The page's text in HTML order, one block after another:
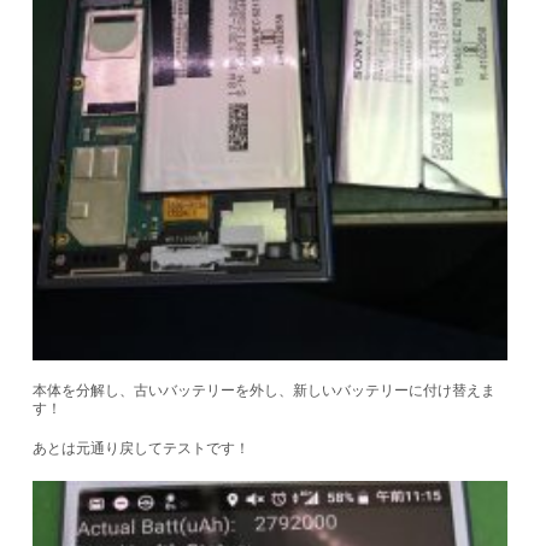
本体を分解し、古いバッテリーを外し、新しいバッテリーに付け替えま
す！
あとは元通り戻してテストです！